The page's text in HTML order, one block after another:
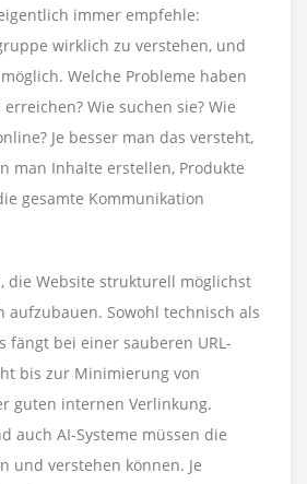
immer empfehle:
wirklich zu verstehen, und
Welche Probleme haben
Wie suchen sie? Wie
Je besser man das versteht,
man Inhalte erstellen, Produkte
gesamte Kommunikation
die Website strukturell möglichst
aufzubauen. Sowohl technisch als
fängt bei einer sauberen URL-
bis zur Minimierung von
guten internen Verlinkung.
auch AI-Systeme müssen die
und verstehen können. Je